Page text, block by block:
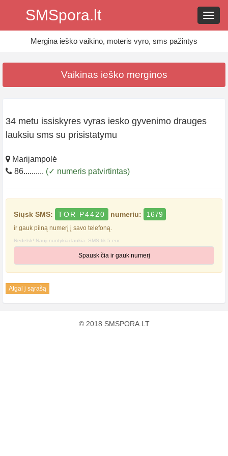
SMSpora.lt
Mergina ieško vaikino, moteris vyro, sms pažintys
Vaikinas ieško merginos
34 metu issiskyres vyras iesko gyvenimo drauges
lauksiu sms su prisistatymu
Marijampolė
86.......... (✓ numeris patvirtintas)
Siųsk SMS: TOR P4420 numeriu: 1679
ir gauk pilną numerį į savo telefoną.
Nedelsk! Nauji nuotykiai laukia. SMS tik 5 eur.
Spausk čia ir gauk numerį
Atgal į sąrašą
© 2018 SMSPORA.LT